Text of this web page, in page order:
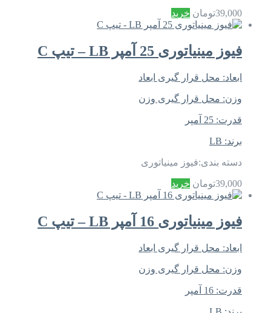
39,000تومان خرید
فیوز مینیاتوری 25 آمپر LB – تیپ C
ابعاد: محل قرار گیری ابعاد
وزن: محل قرار گیری وزن
قدرت: 25 آمپر
برند: LB
دسته بندی:فیوز مینیاتوری
39,000تومان خرید
فیوز مینیاتوری 16 آمپر LB – تیپ C
ابعاد: محل قرار گیری ابعاد
وزن: محل قرار گیری وزن
قدرت: 16 آمپر